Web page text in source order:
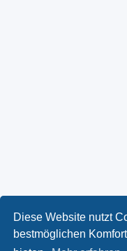
Diese Website nutzt
bestmöglichen